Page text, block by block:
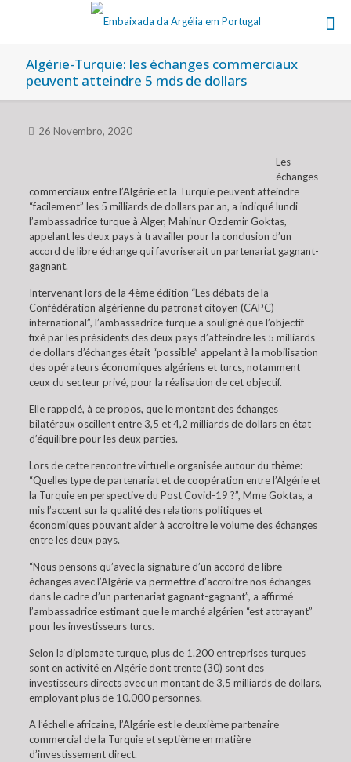
Algérie-Turquie: les échanges commerciaux
peuvent atteindre 5 mds de dollars
26 Novembro, 2020
Les
échanges
commerciaux entre l’Algérie et la Turquie peuvent atteindre
“facilement” les 5 milliards de dollars par an, a indiqué lundi
l’ambassadrice turque à Alger, Mahinur Ozdemir Goktas,
appelant les deux pays à travailler pour la conclusion d’un
accord de libre échange qui favoriserait un partenariat gagnant-
gagnant.
Intervenant lors de la 4ème édition “Les débats de la
Confédération algérienne du patronat citoyen (CAPC)-
international”, l’ambassadrice turque a souligné que l’objectif
fixé par les présidents des deux pays d’atteindre les 5 milliards
de dollars d’échanges était “possible” appelant à la mobilisation
des opérateurs économiques algériens et turcs, notamment
ceux du secteur privé, pour la réalisation de cet objectif.
Elle rappelé, à ce propos, que le montant des échanges
bilatéraux oscillent entre 3,5 et 4,2 milliards de dollars en état
d’équilibre pour les deux parties.
Lors de cette rencontre virtuelle organisée autour du thème:
“Quelles type de partenariat et de coopération entre l’Algérie et
la Turquie en perspective du Post Covid-19 ?”, Mme Goktas, a
mis l’accent sur la qualité des relations politiques et
économiques pouvant aider à accroitre le volume des échanges
entre les deux pays.
“Nous pensons qu’avec la signature d’un accord de libre
échanges avec l’Algérie va permettre d’accroitre nos échanges
dans le cadre d’un partenariat gagnant-gagnant”, a affirmé
l’ambassadrice estimant que le marché algérien “est attrayant”
pour les investisseurs turcs.
Selon la diplomate turque, plus de 1.200 entreprises turques
sont en activité en Algérie dont trente (30) sont des
investisseurs directs avec un montant de 3,5 milliards de dollars,
employant plus de 10.000 personnes.
A l’échelle africaine, l’Algérie est le deuxième partenaire
commercial de la Turquie et septième en matière
d’investissement direct.